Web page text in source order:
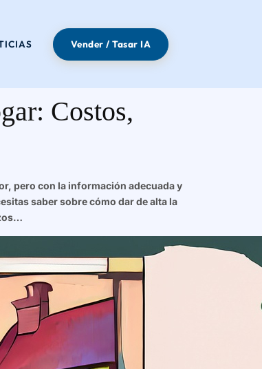
Vender / Tasar IA
Costos,
pero con la información adecuada y
saber sobre cómo dar de alta la